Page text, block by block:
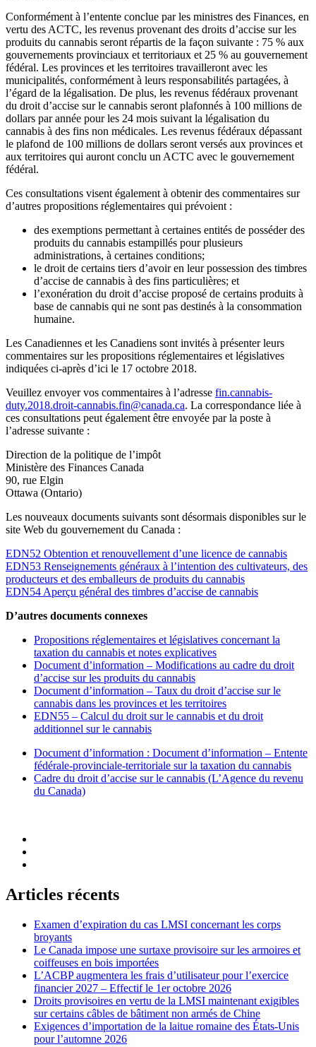
Conformément à l’entente conclue par les ministres des Finances, en
vertu des ACTC, les revenus provenant des droits d’accise sur les
produits du cannabis seront répartis de la façon suivante : 75 % aux
gouvernements provinciaux et territoriaux et 25 % au gouvernement
fédéral. Les provinces et les territoires travailleront avec les
municipalités, conformément à leurs responsabilités partagées, à
l’égard de la légalisation. De plus, les revenus fédéraux provenant
du droit d’accise sur le cannabis seront plafonnés à 100 millions de
dollars par année pour les 24 mois suivant la légalisation du
cannabis à des fins non médicales. Les revenus fédéraux dépassant
le plafond de 100 millions de dollars seront versés aux provinces et
aux territoires qui auront conclu un ACTC avec le gouvernement
fédéral.
Ces consultations visent également à obtenir des commentaires sur
d’autres propositions réglementaires qui prévoient :
des exemptions permettant à certaines entités de posséder des
produits du cannabis estampillés pour plusieurs
administrations, à certaines conditions;
le droit de certains tiers d’avoir en leur possession des timbres
d’accise de cannabis à des fins particulières; et
l’exonération du droit d’accise proposé de certains produits à
base de cannabis qui ne sont pas destinés à la consommation
humaine.
Les Canadiennes et les Canadiens sont invités à présenter leurs
commentaires sur les propositions réglementaires et législatives
indiquées ci-après d’ici le 17 octobre 2018.
Veuillez envoyer vos commentaires à l’adresse fin.cannabis-
duty.2018.droit-cannabis.fin@canada.ca. La correspondance liée à
ces consultations peut également être envoyée par la poste à
l’adresse suivante :
Direction de la politique de l’impôt
Ministère des Finances Canada
90, rue Elgin
Ottawa (Ontario)
Les nouveaux documents suivants sont désormais disponibles sur le
site Web du gouvernement du Canada :
EDN52 Obtention et renouvellement d’une licence de cannabis
EDN53 Renseignements généraux à l’intention des cultivateurs, des
producteurs et des emballeurs de produits du cannabis
EDN54 Aperçu général des timbres d’accise de cannabis
D’autres documents connexes
Propositions réglementaires et législatives concernant la
taxation du cannabis et notes explicatives
Document d’information – Modifications au cadre du droit
d’accise sur les produits du cannabis
Document d’information – Taux du droit d’accise sur le
cannabis dans les provinces et les territoires
EDN55 – Calcul du droit sur le cannabis et du droit
additionnel sur le cannabis
Document d’information : Document d’information – Entente
fédérale-provinciale-territoriale sur la taxation du cannabis
Cadre du droit d’accise sur le cannabis (L’Agence du revenu
du Canada)
Articles récents
Examen d’expiration du cas LMSI concernant les corps
broyants
Le Canada impose une surtaxe provisoire sur les armoires et
coiffeuses en bois importées
L’ACBP augmentera les frais d’utilisateur pour l’exercice
financier 2027 – Effectif le 1er octobre 2026
Droits provisoires en vertu de la LMSI maintenant exigibles
sur certains câbles de bâtiment non armés de Chine
Exigences d’importation de la laitue romaine des États-Unis
pour l’automne 2026